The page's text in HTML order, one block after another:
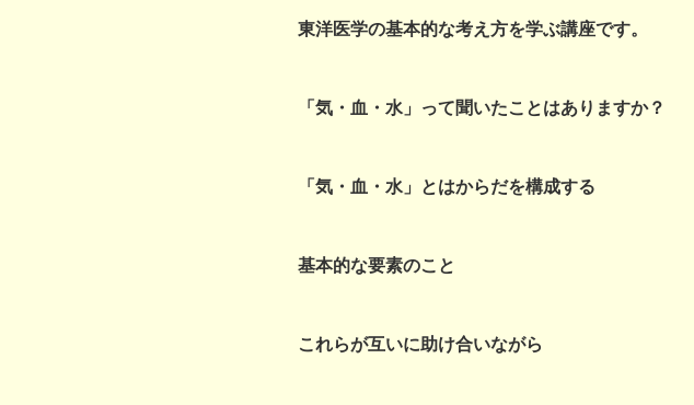
東洋医学の基本的な考え方を学ぶ講座です。
「気・血・水」って聞いたことはありますか？
「気・血・水」とはからだを構成する
基本的な要素のこと
これらが互いに助け合いながら